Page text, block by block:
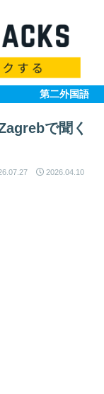
第二外国語
で聞く
2026.04.10